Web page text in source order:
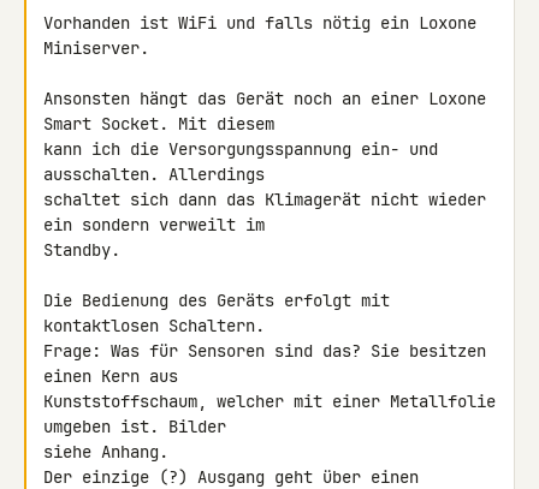
Vorhanden ist WiFi und falls nötig ein Loxone
Miniserver.
Ansonsten hängt das Gerät noch an einer Loxone
Smart Socket. Mit diesem
kann ich die Versorgungsspannung ein- und
ausschalten. Allerdings
schaltet sich dann das Klimagerät nicht wieder
ein sondern verweilt im
Standby.
Die Bedienung des Geräts erfolgt mit
kontaktlosen Schaltern.
Frage: Was für Sensoren sind das? Sie besitzen
einen Kern aus
Kunststoffschaum, welcher mit einer Metallfolie
umgeben ist. Bilder
siehe Anhang.
Der einzige (?) Ausgang geht über einen